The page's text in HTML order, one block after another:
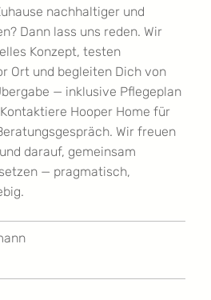
nachhaltiger und
Dann lass uns reden. Wir
Konzept, testen
Ort und begleiten Dich von
— inklusive Pflegeplan
Hooper Home für
Wir freuen
darauf, gemeinsam
— pragmatisch,